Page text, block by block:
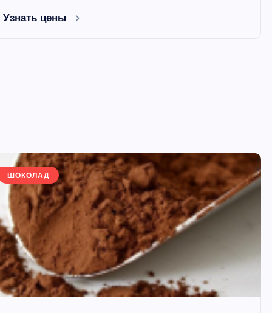
Узнать цены
ШОКОЛАД